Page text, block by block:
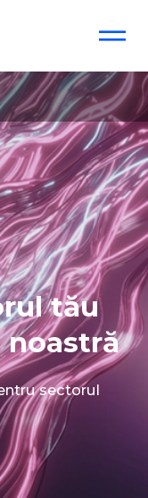
tău
sectorul